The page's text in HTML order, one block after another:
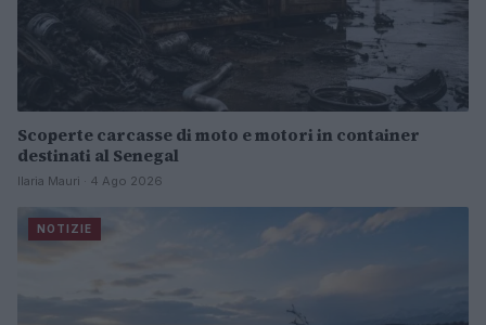
Scoperte carcasse di moto e motori in container
destinati al Senegal
Ilaria Mauri · 4 Ago 2026
NOTIZIE